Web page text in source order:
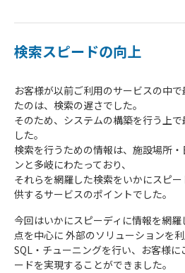
検索スピードの向上
お客様が以前ご利用のサービスの中
たのは、検索の遅さでした。
そのため、システムの構築を行う上
した。
検索を行うための情報は、施設場所
ンと多岐にわたっており、
それらを網羅した検索をいかにスピ
供するサービスのポイントでした。
今回はいかにスピーディに情報を網
点を中心に 外部のソリューションを
SQL・チューニングを行い、お客様
ードを実現することができました。